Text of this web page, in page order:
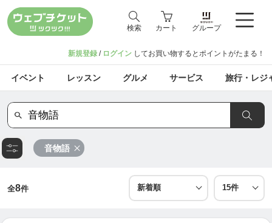
検索 カート グループ
新規登録 / ログイン してお買い物するとポイントがたまる！
イベント レッスン グルメ サービス 旅行・レジ
音物語
全8件